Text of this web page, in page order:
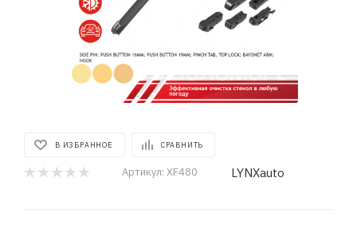
В ИЗБРАННОЕ СРАВНИТЬ
Артикул: XF480 LYNXauto